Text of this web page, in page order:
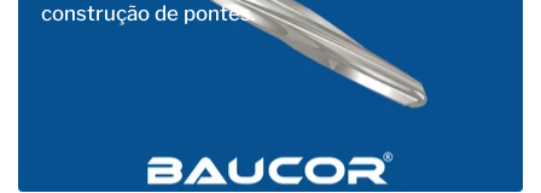
construção de pontes.